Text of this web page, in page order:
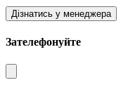
Дізнатись у менеджера
Зателефонуйте